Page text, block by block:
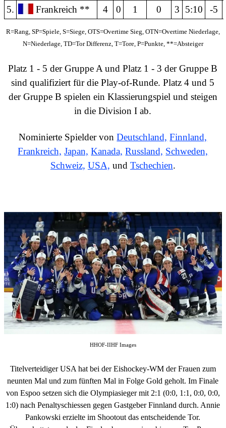
5.
Frankreich ** 4 0 1 0 3 5:10 -5
R=Rang, SP=Spiele, S=Siege, OTS=Overtime Sieg, OTN=Overtime Niederlage,
N=Niederlage, TD=Tor Differenz, T=Tore, P=Punkte, **=Absteiger
Platz 1 - 5 der Gruppe A und Platz 1 - 3 der Gruppe B
sind qualifiziert für die Play-of-Runde.Platz 4 und 5
der Gruppe B spielen ein Klassierungspiel und steigen
in dieDivision I ab.
Nominierte Spielder vonDeutschland, Finnland,
Frankreich, Japan, Kanada, Russland, Schweden,
Schweiz, USA, und Tschechien.
HHOF-IIHF Images
Titelverteidiger USA hat bei der Eishockey-WM der Frauen zum
neunten Mal und zum fünften Mal in Folge Gold geholt. Im Finale
von Espoo setzen sich die Olympiasieger mit 2:1 (0:0, 1:1, 0:0, 0:0,
1:0) nach Penaltyschiessen gegen Gastgeber Finnland durch. Annie
Pankowski erzielte im Shootout das entscheidende Tor.